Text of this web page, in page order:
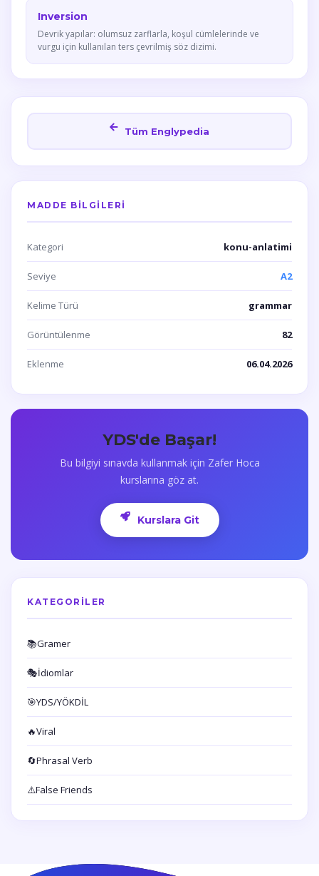
Inversion
Devrik yapılar: olumsuz zarflarla, koşul cümlelerinde ve
vurgu için kullanılan ters çevrilmiş söz dizimi.
Tüm Englypedia
MADDE BILGILERI
Kategori konu-anlatimi
Seviye A2
Kelime Türü grammar
Görüntülenme 82
Eklenme 06.04.2026
YDS'de Başar!
Bu bilgiyi sınavda kullanmak için Zafer Hoca
kurslarına göz at.
Kurslara Git
KATEGORILER
📚Gramer
🎭İdiomlar
🎯YDS/YÖKDİL
🔥Viral
🔄Phrasal Verb
⚠️False Friends